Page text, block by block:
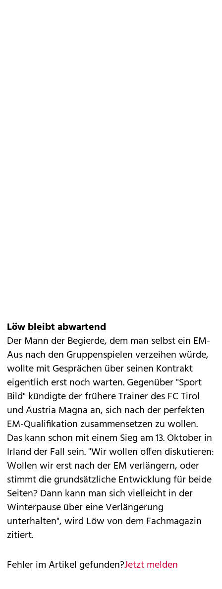
Löw bleibt abwartend
Der Mann der Begierde, dem man selbst ein EM-
Aus nach den Gruppenspielen verzeihen würde,
wollte mit Gesprächen über seinen Kontrakt
eigentlich erst noch warten. Gegenüber "Sport
Bild" kündigte der frühere Trainer des FC Tirol
und Austria Magna an, sich nach der perfekten
EM-Qualifikation zusammensetzen zu wollen.
Das kann schon mit einem Sieg am 13. Oktober in
Irland der Fall sein. "Wir wollen offen diskutieren:
Wollen wir erst nach der EM verlängern, oder
stimmt die grundsätzliche Entwicklung für beide
Seiten? Dann kann man sich vielleicht in der
Winterpause über eine Verlängerung
unterhalten", wird Löw von dem Fachmagazin
zitiert.
Fehler im Artikel gefunden?Jetzt melden